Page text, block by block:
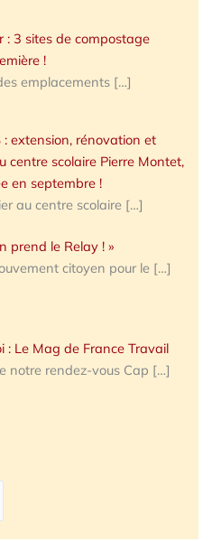
: 3 sites de compostage
!
emplacements […]
: extension, rénovation et
centre scolaire Pierre Montet,
en septembre !
au centre scolaire […]
prend le Relay ! »
citoyen pour le […]
: Le Mag de France Travail
notre rendez-vous Cap […]